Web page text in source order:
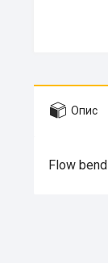
Опис
Flow